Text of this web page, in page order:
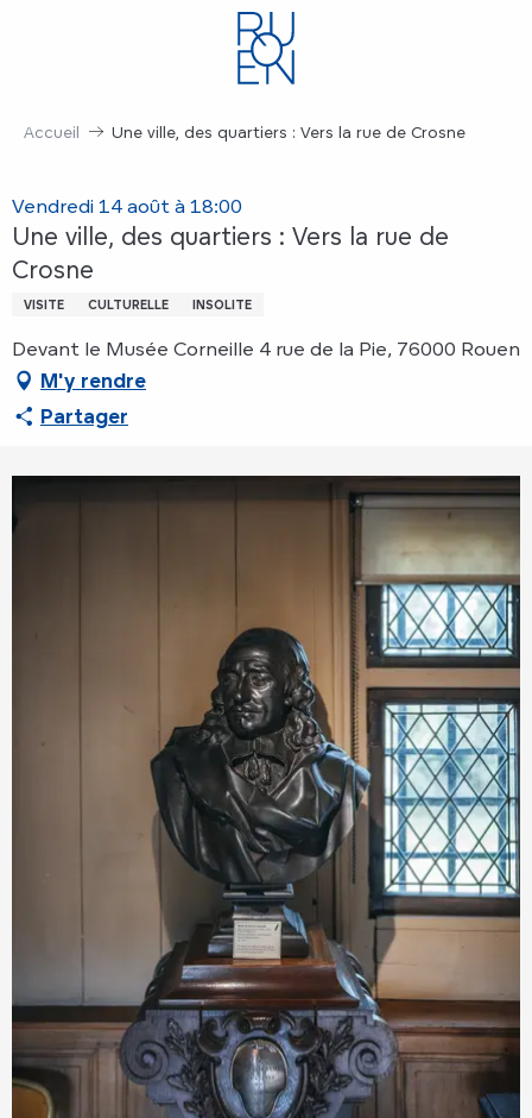
Accueil Une ville, des quartiers : Vers la rue de Crosne
Vendredi 14 août à 18:00
Une ville, des quartiers : Vers la rue de
Crosne
VISITE CULTURELLE INSOLITE
Devant le Musée Corneille 4 rue de la Pie, 76000 Rouen
M'y rendre
Partager